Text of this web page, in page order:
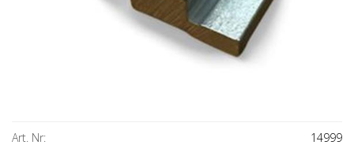
Art. Nr: 14999